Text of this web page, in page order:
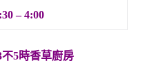
– 4:00
5時香草廚房